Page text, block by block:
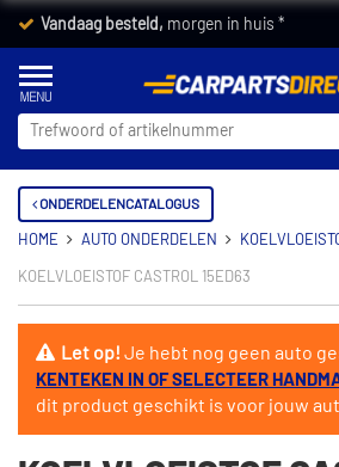
Vandaag besteld, morgen in huis *
ONDERDELENCATALOGUS
HOME AUTO ONDERDELEN
KOELVLOEISTOF CASTROL 15ED63
Let op!Je hebt nog geen auto
KENTEKEN IN OF SELECTEER
dit product geschikt is voor jouw